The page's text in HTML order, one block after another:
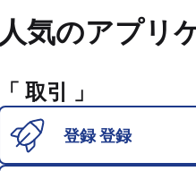
人気のアプリ
「 取引 」
登録 登録